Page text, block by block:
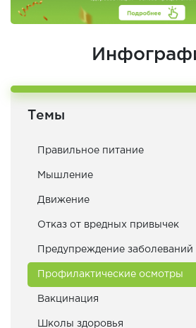
Темы
Правильное питание
Мышление
Движение
Отказ от вредных привычек
Предупреждение заболеваний
Профилактические осмотры
Вакцинация
Школы здоровья